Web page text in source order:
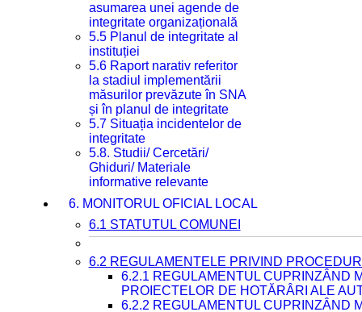
asumarea unei agende de
integritate organizațională
5.5 Planul de integritate al
instituției
5.6 Raport narativ referitor
la stadiul implementării
măsurilor prevăzute în SNA
și în planul de integritate
5.7 Situația incidentelor de
integritate
5.8. Studii/ Cercetări/
Ghiduri/ Materiale
informative relevante
6. MONITORUL OFICIAL LOCAL
6.1 STATUTUL COMUNEI
6.2 REGULAMENTELE PRIVIND
6.2.1 REGULAMENTUL CUPRINZÂND
PROIECTELOR DE HOTĂRÂRI ALE
6.2.2 REGULAMENTUL CUPRINZÂND